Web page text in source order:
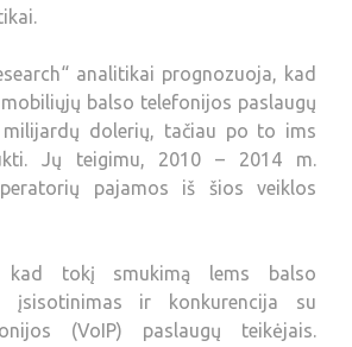
analitikai prognozuoja, kad
balso telefonijos paslaugų
milijardų dolerių, tačiau po to ims
Jų teigimu, 2010 – 2014 m.
pajamos iš šios veiklos
kad tokį smukimą lems balso
įsisotinimas ir konkurencija su
(VoIP) paslaugų teikėjais.